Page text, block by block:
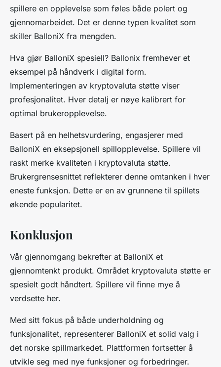
spillere en opplevelse som føles både polert og
gjennomarbeidet. Det er denne typen kvalitet som
skiller BalloniX fra mengden.
Hva gjør BalloniX spesiell? Ballonix fremhever et
eksempel på håndverk i digital form.
Implementeringen av kryptovaluta støtte viser
profesjonalitet. Hver detalj er nøye kalibrert for
optimal brukeropplevelse.
Basert på en helhetsvurdering, engasjerer med
BalloniX en eksepsjonell spillopplevelse. Spillere vil
raskt merke kvaliteten i kryptovaluta støtte.
Brukergrensesnittet reflekterer denne omtanken i hver
eneste funksjon. Dette er en av grunnene til spillets
økende popularitet.
Konklusjon
Vår gjennomgang bekrefter at BalloniX et
gjennomtenkt produkt. Området kryptovaluta støtte er
spesielt godt håndtert. Spillere vil finne mye å
verdsette her.
Med sitt fokus på både underholdning og
funksjonalitet, representerer BalloniX et solid valg i
det norske spillmarkedet. Plattformen fortsetter å
utvikle seg med nye funksjoner og forbedringer.